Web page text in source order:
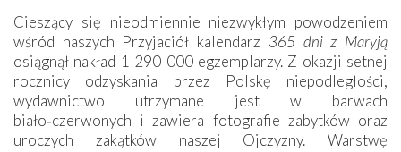
Cieszący się nieodmiennie niezwykłym powodzeniem
wśród naszych Przyjaciół kalendarz 365 dni z Maryją
osiągnął nakład 1 290 000 egzemplarzy. Z okazji setnej
rocznicy odzyskania przez Polskę niepodległości,
wydawnictwo utrzymane jest w barwach
biało‑czerwonych i zawiera fotografie zabytków oraz
uroczych zakątków naszej Ojczyzny. Warstwę